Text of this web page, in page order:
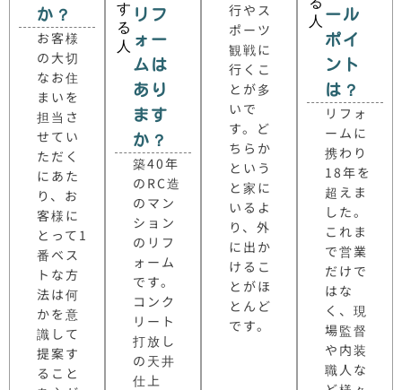
か？
お客様
の大切
なお住
まいを
担当さ
せてい
ただく
にあた
り、お
客様に
とって1
番ベス
トな方
法は何
かを意
識して
提案す
ること
リフ
ォー
ムは
あり
ます
か？
築40年
のRC造
のマン
ション
のリフ
ォーム
です。
コンク
リート
打放し
の天井
仕上
行やス
ポーツ
観戦に
行くこ
とが多
いで
す。ど
ちらか
という
と家に
いるよ
り、外
に出か
けるこ
とがほ
とんど
です。
ール
ポイ
ント
は？
リフォ
ームに
携わり
18年を
超えま
した。
これま
で営業
だけで
はな
く、現
場監督
や内装
職人な